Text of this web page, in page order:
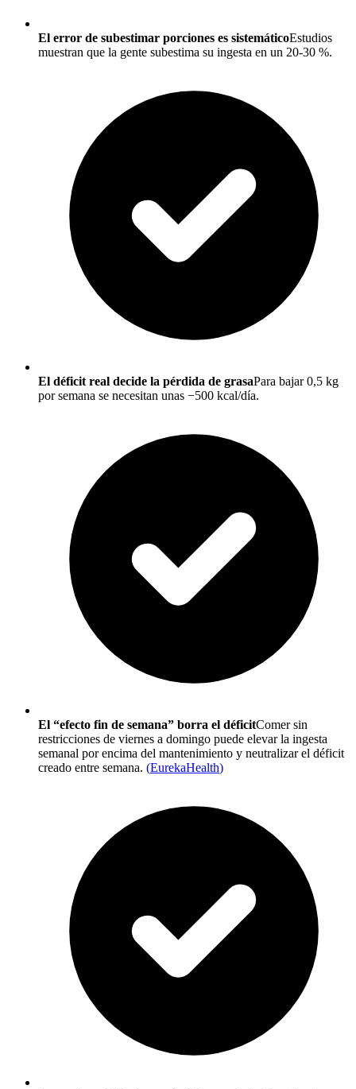
El error de subestimar porciones es sistemáticoEstudios
muestran que la gente subestima su ingesta en un 20-30 %.
El déficit real decide la pérdida de grasaPara bajar 0,5 kg
por semana se necesitan unas −500 kcal/día.
El “efecto fin de semana” borra el déficitComer sin
restricciones de viernes a domingo puede elevar la ingesta
semanal por encima del mantenimiento y neutralizar el déficit
creado entre semana. (EurekaHealth)